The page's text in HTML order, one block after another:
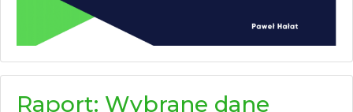
Raport: Wybrane dane